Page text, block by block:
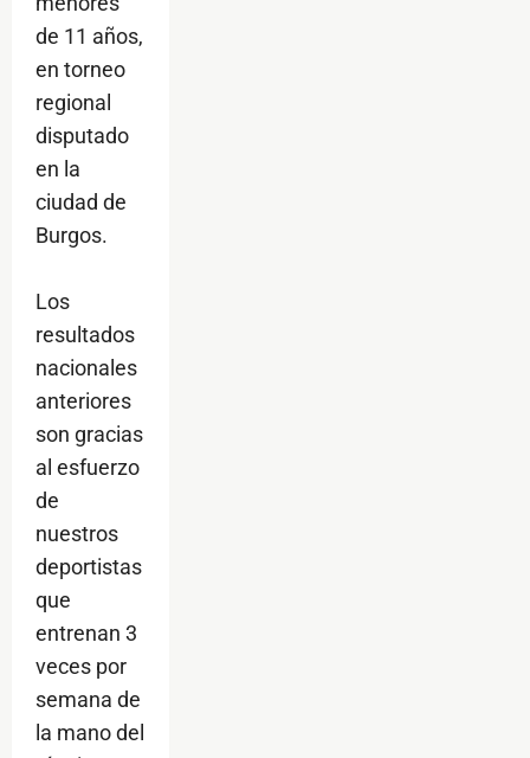
de 11 años,
en torneo
regional
disputado
en la
ciudad de
Burgos.
Los
resultados
nacionales
anteriores
son gracias
al esfuerzo
de
nuestros
deportistas
que
entrenan 3
veces por
semana de
la mano del